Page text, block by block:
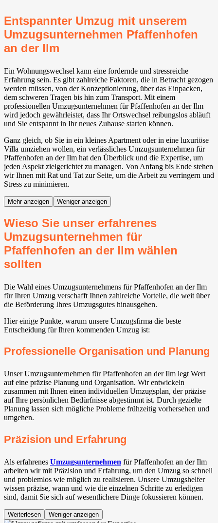
Entspannter Umzug mit unserem
Umzugsunternehmen Pfaffenhofen
an der Ilm
Ein Wohnungswechsel kann eine fordernde und stressreiche
Erfahrung sein. Es gibt zahlreiche Faktoren, die in Betracht gezogen
werden müssen, von der Konzeptionierung, über das Einpacken,
dem schweren Tragen bis hin zum Transport. Mit einem
professionellen Umzugsunternehmen für Pfaffenhofen an der Ilm
wird jedoch gewährleistet, dass Ihr Ortswechsel reibungslos abläuft
und Sie entspannt in Ihr neues Zuhause starten können.
Ganz gleich, ob Sie in ein kleines Apartment oder in eine luxuriöse
Villa umziehen wollen, ein verlässliches Umzugsunternehmen für
Pfaffenhofen an der Ilm hat den Überblick und die Expertise, um
jeden Aspekt zielgerichtet zu managen. Von Anfang bis Ende stehen
wir Ihnen mit Rat und Tat zur Seite, um die Arbeit zu verringern und
Stress zu minimieren.
Mehr anzeigen Weniger anzeigen
Wieso Sie unser erfahrenes
Umzugsunternehmen für
Pfaffenhofen an der Ilm wählen
sollten
Die Wahl eines Umzugsunternehmens für Pfaffenhofen an der Ilm
für Ihren Umzug verschafft Ihnen zahlreiche Vorteile, die weit über
die Beförderung Ihres Umzugsgutes hinausgehen.
Hier einige Punkte, warum unsere Umzugsfirma die beste
Entscheidung für Ihren kommenden Umzug ist:
Professionelle Organisation und Planung
Unser Umzugsunternehmen für Pfaffenhofen an der Ilm legt Wert
auf eine präzise Planung und Organisation. Wir entwickeln
zusammen mit Ihnen einen individuellen Umzugsplan, der präzise
auf Ihre persönlichen Bedürfnisse abgestimmt ist. Durch gezielte
Planung lassen sich mögliche Probleme frühzeitig vorhersehen und
umgehen.
Präzision und Erfahrung
Als erfahrenes Umzugsunternehmen für Pfaffenhofen an der Ilm
arbeiten wir mit Präzision und Erfahrung, um den Umzug so schnell
und problemlos wie möglich zu realisieren. Unsere Umzugshelfer
wissen präzise, wann und wie die einzelnen Schritte zu erledigen
sind, damit Sie sich auf wesentlichere Dinge fokussieren können.
Weiterlesen Weniger anzeigen